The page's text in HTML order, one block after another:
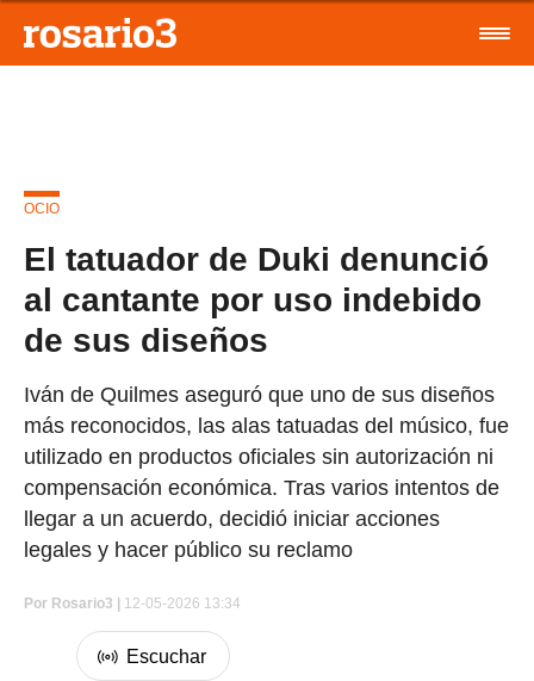
OCIO
El tatuador de Duki denunció
al cantante por uso indebido
de sus diseños
Iván de Quilmes aseguró que uno de sus diseños
más reconocidos, las alas tatuadas del músico, fue
utilizado en productos oficiales sin autorización ni
compensación económica. Tras varios intentos de
llegar a un acuerdo, decidió iniciar acciones
legales y hacer público su reclamo
Por Rosario3 | 12-05-2026 13:34